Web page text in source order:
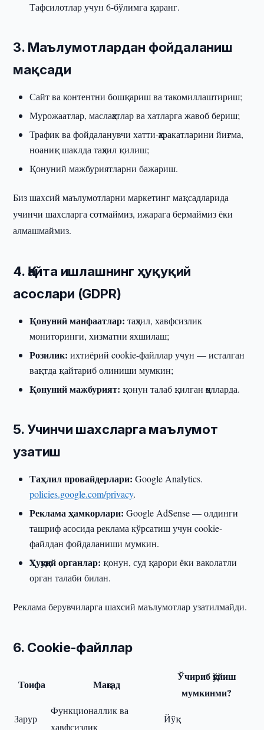
Тафсилотлар учун 6-бўлимга қаранг.
3. Маълумотлардан фойдаланиш
мақсади
Сайт ва контентни бошқариш ва такомиллаштириш;
Мурожаатлар, маслаҳатлар ва хатларга жавоб бериш;
Трафик ва фойдаланувчи хатти-ҳаракатларини йиғма,
ноаниқ шаклда таҳлил қилиш;
Қонуний мажбуриятларни бажариш.
Биз шахсий маълумотларни маркетинг мақсадларида
учинчи шахсларга сотмаймиз, ижарага бермаймиз ёки
алмашмаймиз.
4. Қайта ишлашнинг ҳуқуқий
асослари (GDPR)
Қонуний манфаатлар: таҳлил, хавфсизлик
мониторинги, хизматни яхшилаш;
Розилик: ихтиёрий cookie-файллар учун — исталган
вақтда қайтариб олиниши мумкин;
Қонуний мажбурият: қонун талаб қилган ҳолларда.
5. Учинчи шахсларга маълумот
узатиш
Таҳлил провайдерлари: Google Analytics.
policies.google.com/privacy.
Реклама ҳамкорлари: Google AdSense — олдинги
ташриф асосида реклама кўрсатиш учун cookie-
файлдан фойдаланиши мумкин.
Ҳуқуқий органлар: қонун, суд қарори ёки ваколатли
орган талаби билан.
Реклама берувчиларга шахсий маълумотлар узатилмайди.
6. Cookie-файллар
Тоифа Мақсад
Ўчириб қўйиш
мумкинми?
Зарур
Функционаллик ва
хавфсизлик
Йўқ